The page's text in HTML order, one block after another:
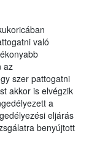
való
az
szer pattogatni
akkor is elvégzik
a
eljárás
benyújtott